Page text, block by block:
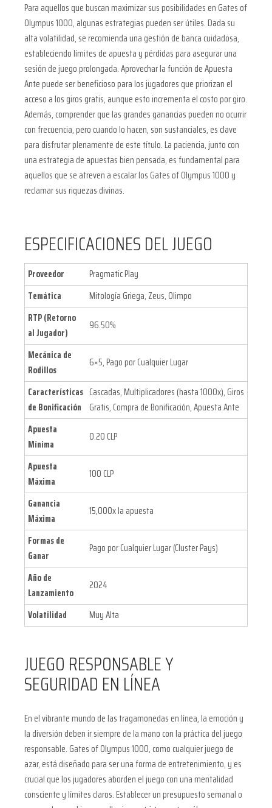
Para aquellos que buscan maximizar sus posibilidades en Gates of
Olympus 1000, algunas estrategias pueden ser útiles. Dada su
alta volatilidad, se recomienda una gestión de banca cuidadosa,
estableciendo límites de apuesta y pérdidas para asegurar una
sesión de juego prolongada. Aprovechar la función de Apuesta
Ante puede ser beneficioso para los jugadores que priorizan el
acceso a los giros gratis, aunque esto incrementa el costo por giro.
Además, comprender que las grandes ganancias pueden no ocurrir
con frecuencia, pero cuando lo hacen, son sustanciales, es clave
para disfrutar plenamente de este título. La paciencia, junto con
una estrategia de apuestas bien pensada, es fundamental para
aquellos que se atreven a escalar los Gates of Olympus 1000 y
reclamar sus riquezas divinas.
ESPECIFICACIONES DEL JUEGO
Proveedor
Pragmatic Play
Temática
Mitología Griega, Zeus, Olimpo
RTP (Retorno
al Jugador)
96.50%
Mecánica de
Rodillos
6×5, Pago por Cualquier Lugar
Características
de Bonificación
Cascadas, Multiplicadores (hasta 1000x), Giros
Gratis, Compra de Bonificación, Apuesta Ante
Apuesta
Mínima
0.20 CLP
Apuesta
Máxima
100 CLP
Ganancia
Máxima
15,000x la apuesta
Formas de
Ganar
Pago por Cualquier Lugar (Cluster Pays)
Año de
Lanzamiento
2024
Volatilidad Muy Alta
JUEGO RESPONSABLE Y
SEGURIDAD EN LÍNEA
En el vibrante mundo de las tragamonedas en línea, la emoción y
la diversión deben ir siempre de la mano con la práctica del juego
responsable. Gates of Olympus 1000, como cualquier juego de
azar, está diseñado para ser una forma de entretenimiento, y es
crucial que los jugadores aborden el juego con una mentalidad
consciente y límites claros. Establecer un presupuesto semanal o